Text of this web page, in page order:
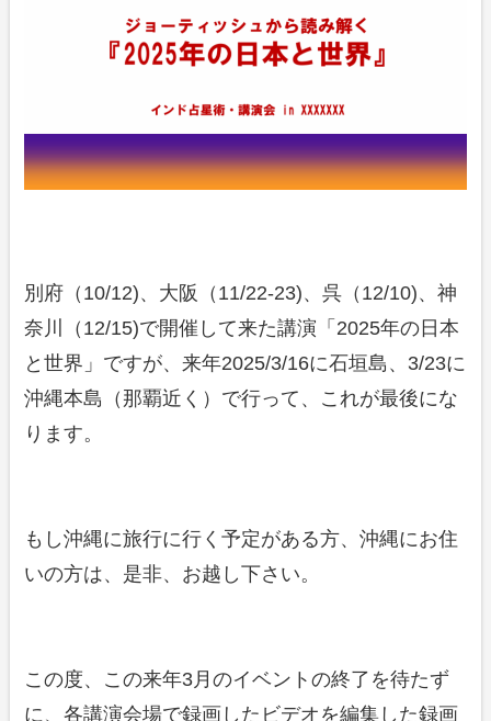
別府（10/12)、大阪（11/22-23)、呉（12/10)、神
奈川（12/15)で開催して来た講演「2025年の日本
と世界」ですが、来年2025/3/16に石垣島、3/23に
沖縄本島（那覇近く）で行って、これが最後にな
ります。
もし沖縄に旅行に行く予定がある方、沖縄にお住
いの方は、是非、お越し下さい。
この度、この来年3月のイベントの終了を待たず
に、各講演会場で録画したビデオを編集した録画